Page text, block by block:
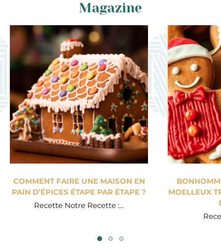
Magazine
COMMENT FAIRE UNE MAISON EN
PAIN D’ÉPICES ÉTAPE PAR ÉTAPE ?
Recette Notre Recette :...
MOELLEUX